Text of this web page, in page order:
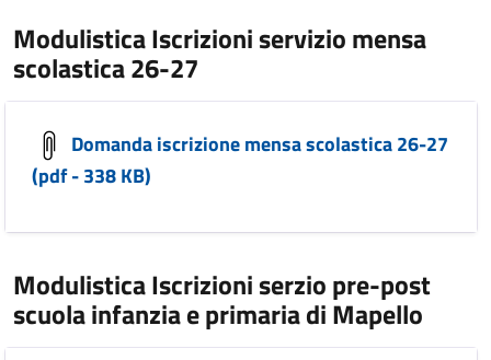
Modulistica Iscrizioni servizio mensa
scolastica 26-27
Domanda iscrizione mensa scolastica 26-27
(pdf - 338 KB)
Modulistica Iscrizioni serzio pre-post
scuola infanzia e primaria di Mapello